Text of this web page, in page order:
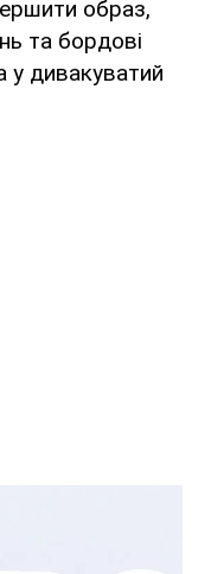
образ,
та бордові
у дивакуватий